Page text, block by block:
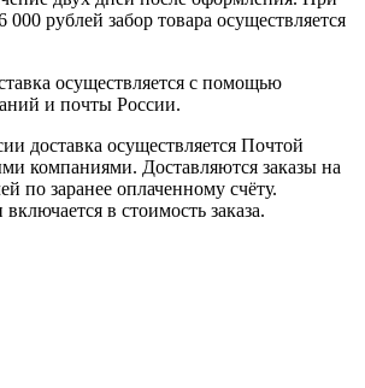
000 рублей забор товара осуществляется
осуществляется с помощью
и почты России.
доставка осуществляется Почтой
компаниями. Доставляются заказы на
по заранее оплаченному счёту.
в стоимость заказа.